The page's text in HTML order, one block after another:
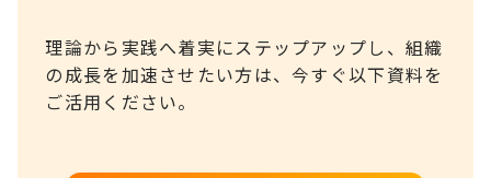
理論から実践へ着実にステップアップし、組織
の成長を加速させたい方は、今すぐ以下資料を
ご活用ください。